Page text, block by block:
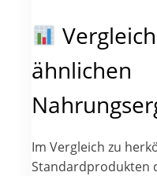
ähnlichen
Im Vergleich zu
Standardprodukten